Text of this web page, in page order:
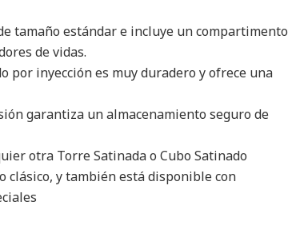
tamaño estándar e incluye un compartimento
de vidas.
por inyección es muy duradero y ofrece una
garantiza un almacenamiento seguro de
otra Torre Satinada o Cubo Satinado
clásico, y también está disponible con